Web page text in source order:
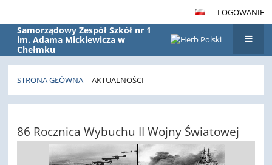
LOGOWANIE
Samorządowy Zespół Szkół nr 1
im. Adama Mickiewicza w
Chełmku
STRONA GŁÓWNA AKTUALNOŚCI
86 Rocznica Wybuchu II Wojny Światowej